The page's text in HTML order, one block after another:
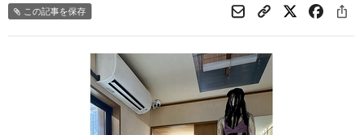
この記事を保存